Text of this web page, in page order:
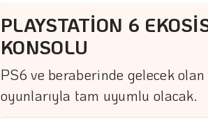
PLAYSTATİON 6
KONSOLU
PS6 ve beraberinde gelecek
oyunlarıyla tam uyumlu olacak.